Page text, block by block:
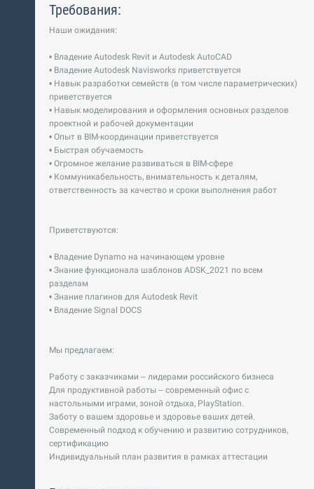
Требования:
Наши ожидания:
• Владение Autodesk Revit и Autodesk AutoCAD
• Владение Autodesk Navisworks приветствуется
• Навык разработки семейств (в том числе параметрических)
приветствуется
• Навык моделирования и оформления основных разделов
проектной и рабочей документации
• Опыт в BIM-координации приветствуется
• Быстрая обучаемость
• Огромное желание развиваться в BIM-сфере
• Коммуникабельность, внимательность к деталям,
ответственность за качество и сроки выполнения работ
Приветствуются:
• Владение Dynamo на начинающем уровне
• Знание функционала шаблонов ADSK_2021 по всем
разделам
• Знание плагинов для Autodesk Revit
• Владение Signal DOCS
Мы предлагаем:
Работу с заказчиками – лидерами российского бизнеса
Для продуктивной работы – современный офис с
настольными играми, зоной отдыха, PlayStation.
Заботу о вашем здоровье и здоровье ваших детей.
Современный подход к обучению и развитию сотрудников,
сертификацию
Индивидуальный план развития в рамках аттестации